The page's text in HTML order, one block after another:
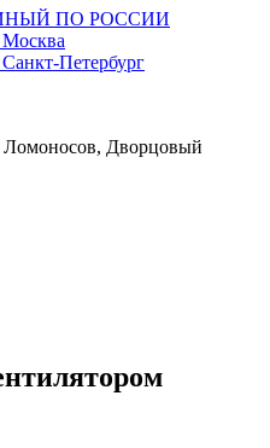
ПО РОССИИ
Москва
Санкт-Петербург
Ломоносов, Дворцовый